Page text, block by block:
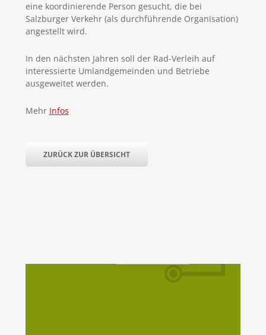
eine koordinierende Person gesucht, die bei
Salzburger Verkehr (als durchführende Organisation)
angestellt wird.
In den nächsten Jahren soll der Rad-Verleih auf
interessierte Umlandgemeinden und Betriebe
ausgeweitet werden.
Mehr Infos
ZURÜCK ZUR ÜBERSICHT